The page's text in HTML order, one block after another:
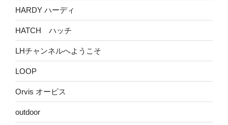
HARDY ハーディ
HATCH ハッチ
LHチャンネルへようこそ
LOOP
Orvis オービス
outdoor